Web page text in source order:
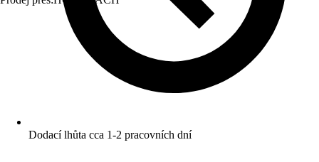
Dodací lhůta cca 1-2 pracovních dní